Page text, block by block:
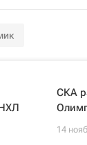
СКА
14